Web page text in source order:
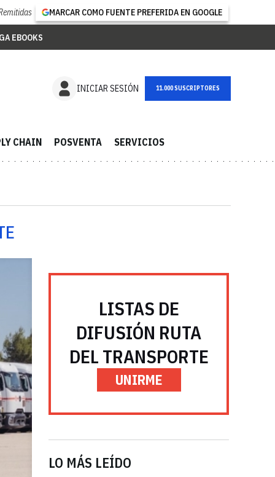
MARCAR COMO FUENTE PREFERIDA EN GOOGLE
EBOOKS
INICIAR SESIÓN NEWSLETTER
CHAIN POSVENTA SERVICIOS
LISTAS DE
DIFUSIÓN RUTA
DEL TRANSPORTE
UNIRME
LO MÁS LEÍDO